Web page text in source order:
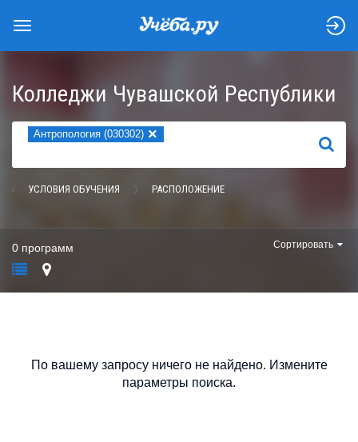
Колледжи Чувашской Республики
Антропология (030302) ×
НАЙТИ
УСЛОВИЯ ОБУЧЕНИЯ РАСПОЛОЖЕНИЕ
0 программ Сортировать
По вашему запросу ничего не найдено. Измените
параметры поиска.